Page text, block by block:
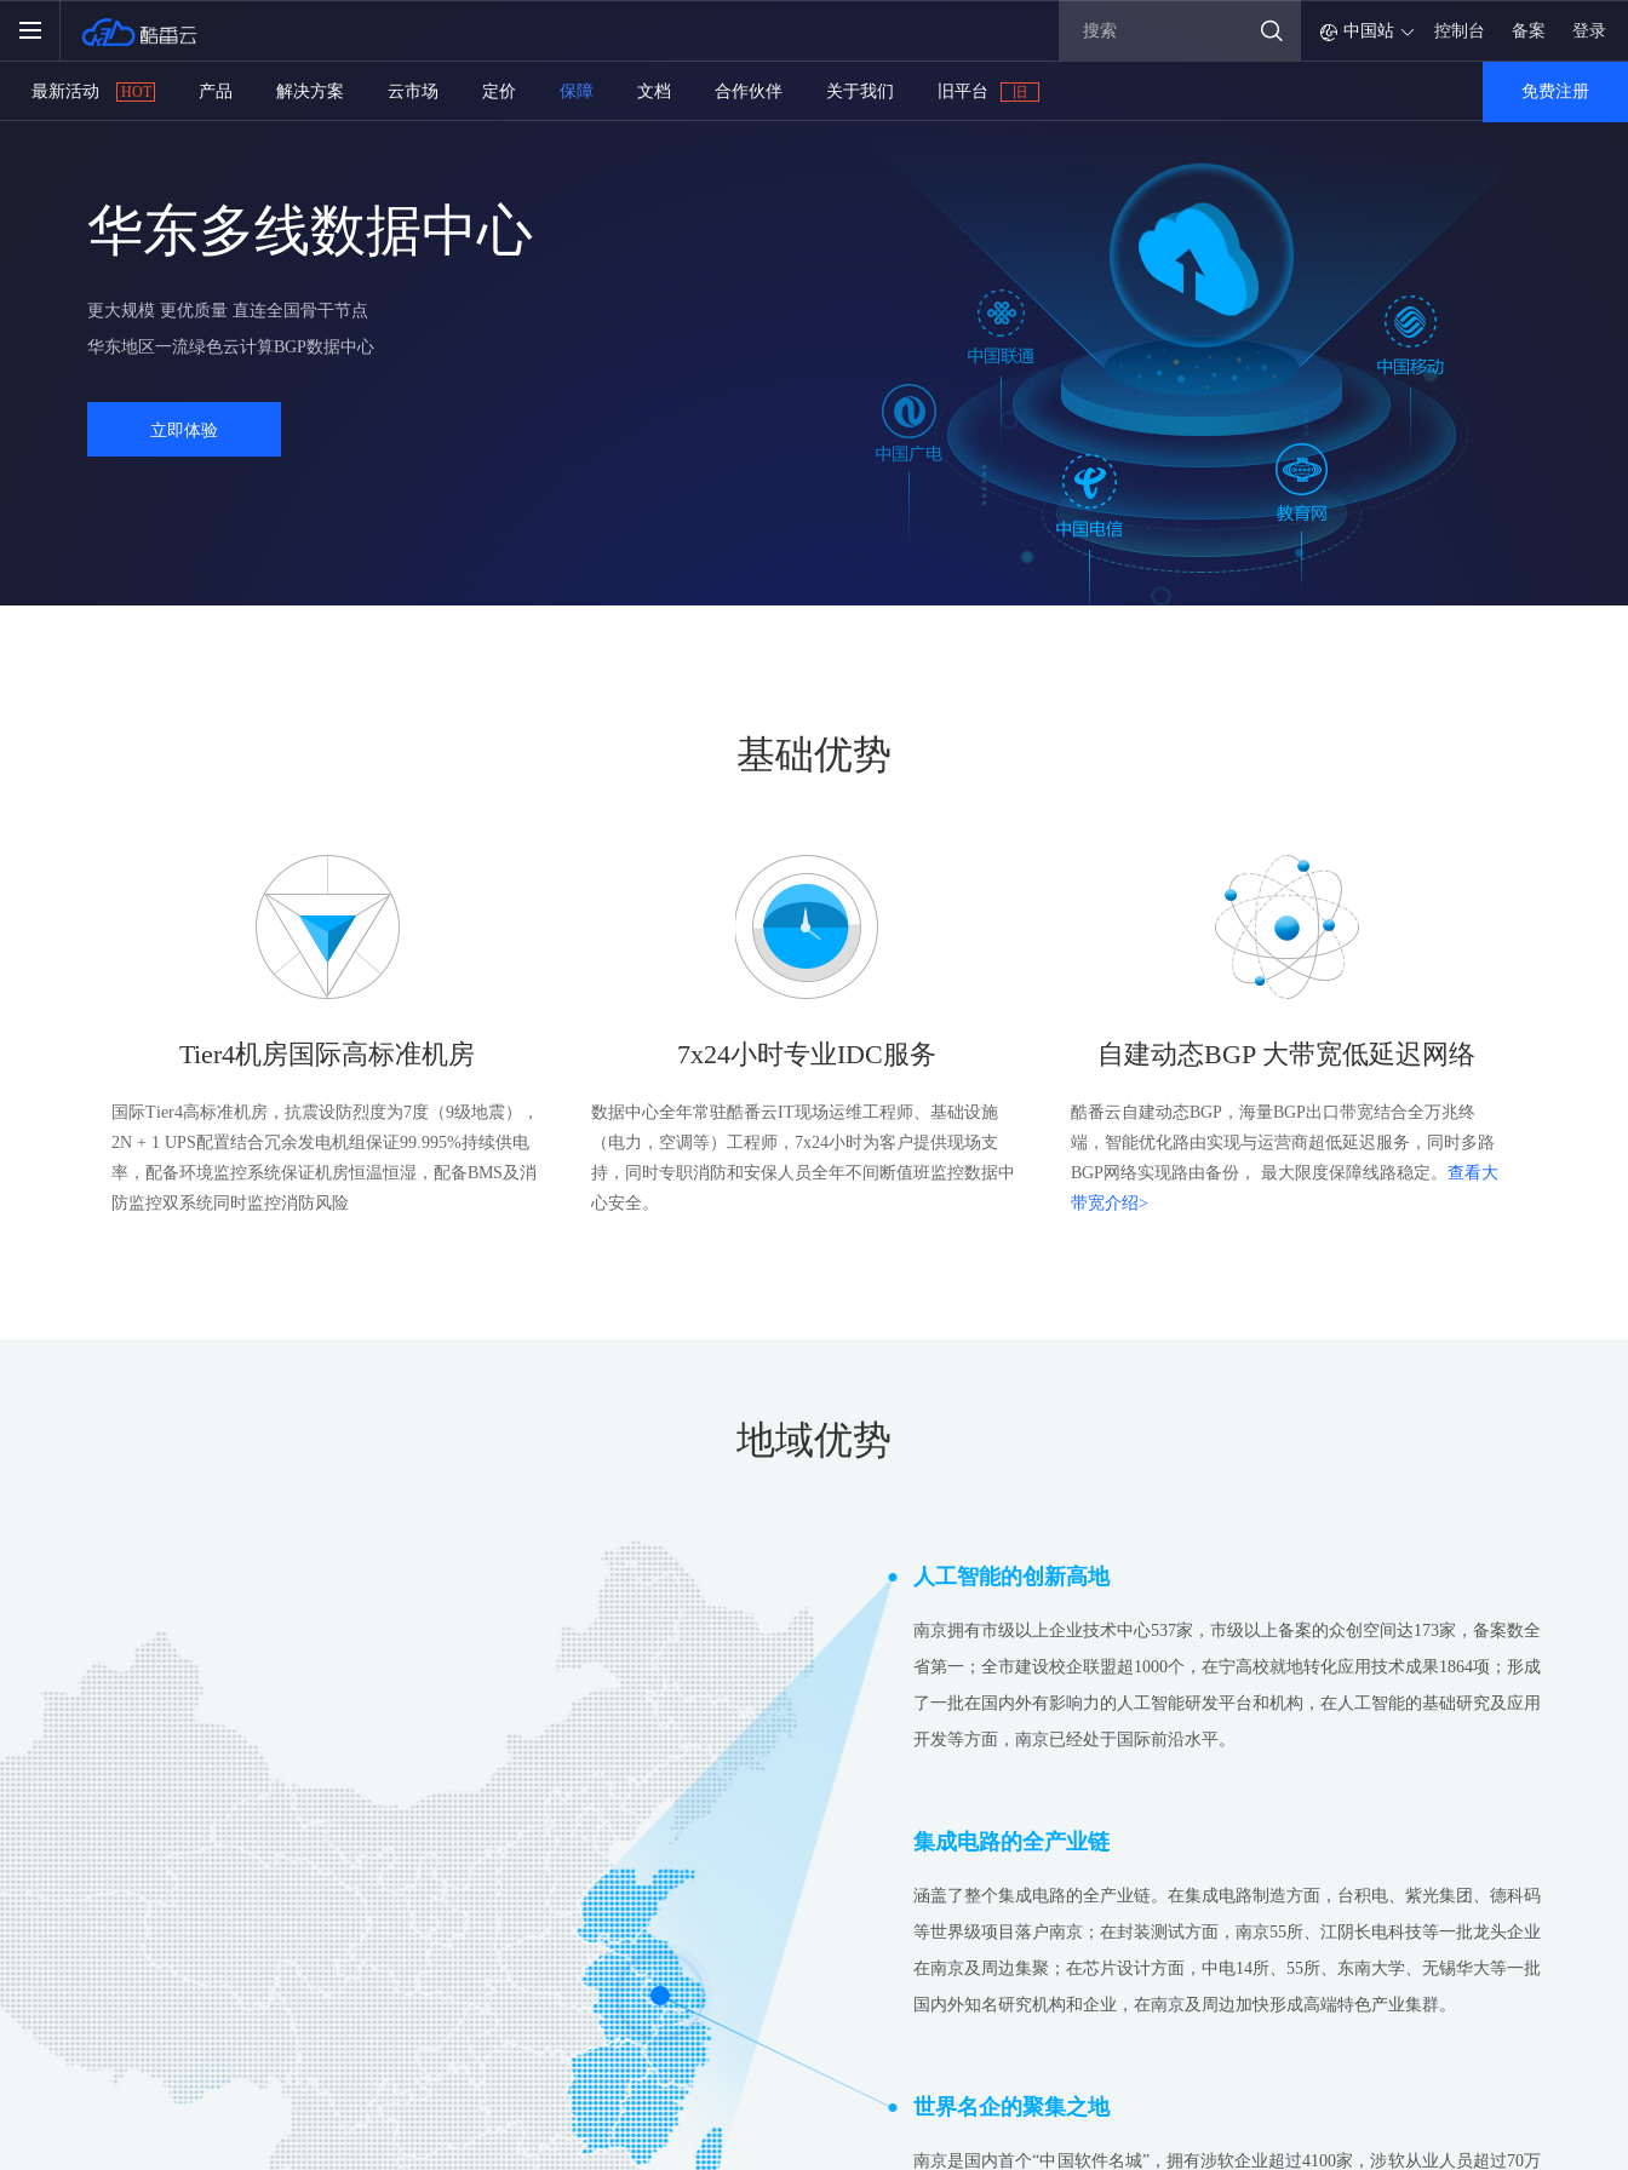
中国站 控制台 备案 登录
最新活动 HOT 产品 解决方案 云市场 定价 保障 文档 合作伙伴 关于我们 旧平台 旧 免费注册
华东多线数据中心
更大规模 更优质量 直连全国骨干节点
华东地区一流绿色云计算BGP数据中心
立即体验
基础优势
Tier4机房国际高标准机房
国际Tier4高标准机房，抗震设防烈度为7度（9级地震），
2N + 1 UPS配置结合冗余发电机组保证99.995%持续供电
率，配备环境监控系统保证机房恒温恒湿，配备BMS及消
防监控双系统同时监控消防风险
7x24小时专业IDC服务
数据中心全年常驻酷番云IT现场运维工程师、基础设施
（电力，空调等）工程师，7x24小时为客户提供现场支
持，同时专职消防和安保人员全年不间断值班监控数据中
心安全。
自建动态BGP 大带宽低延迟网络
酷番云自建动态BGP，海量BGP出口带宽结合全万兆终
端，智能优化路由实现与运营商超低延迟服务，同时多路
BGP网络实现路由备份， 最大限度保障线路稳定。 查看大
带宽介绍>
地域优势
人工智能的创新高地
南京拥有市级以上企业技术中心537家，市级以上备案的众创空间达173家，备案数全
省第一；全市建设校企联盟超1000个，在宁高校就地转化应用技术成果1864项；形成
了一批在国内外有影响力的人工智能研发平台和机构，在人工智能的基础研究及应用
开发等方面，南京已经处于国际前沿水平。
集成电路的全产业链
涵盖了整个集成电路的全产业链。在集成电路制造方面，台积电、紫光集团、德科码
等世界级项目落户南京；在封装测试方面，南京55所、江阴长电科技等一批龙头企业
在南京及周边集聚；在芯片设计方面，中电14所、55所、东南大学、无锡华大等一批
国内外知名研究机构和企业，在南京及周边加快形成高端特色产业集群。
世界名企的聚集之地
南京是国内首个“中国软件名城”，拥有涉软企业超过4100家，涉软从业人员超过70万